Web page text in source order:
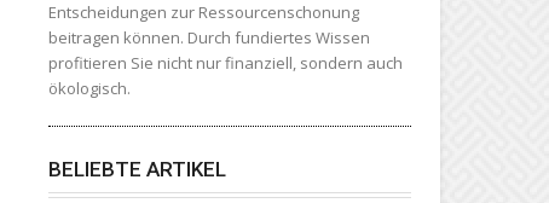
Entscheidungen zur Ressourcenschonung
beitragen können. Durch fundiertes Wissen
profitieren Sie nicht nur finanziell, sondern auch
ökologisch.
BELIEBTE ARTIKEL